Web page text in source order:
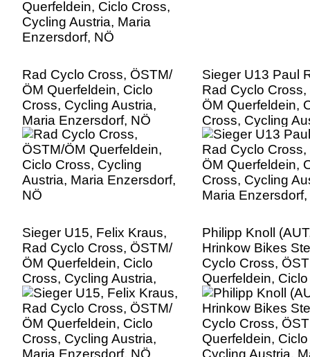
Rad Cyclo Cross, ÖSTM/
ÖM Querfeldein, Ciclo
Cross, Cycling Austria,
Maria Enzersdorf, NÖ
Sieger U13 Paul
Rad Cyclo Cross,
ÖM Querfeldein,
Cross, Cycling
Maria Enzersdorf,
Sieger U15, Felix Kraus,
Rad Cyclo Cross, ÖSTM/
ÖM Querfeldein, Ciclo
Cross, Cycling Austria,
Maria Enzersdorf, NÖ
Philipp Knoll
Hrinkow Bikes
Cyclo Cross,
Querfeldein,
Cycling Austria,
Enzersdorf, NÖ